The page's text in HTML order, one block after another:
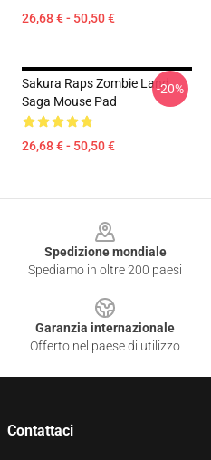
26,68 € - 50,50 €
Sakura Raps Zombie Land
Saga Mouse Pad
26,68 € - 50,50 €
-20%
Spedizione mondiale
Spediamo in oltre 200 paesi
Garanzia internazionale
Offerto nel paese di utilizzo
Contattaci